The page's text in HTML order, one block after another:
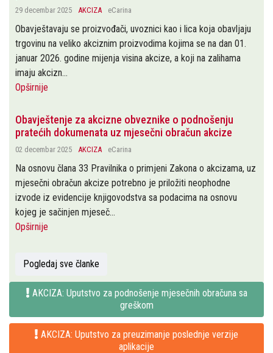
29 decembar 2025 AKCIZA eCarina
Obavještavaju se proizvođači, uvoznici kao i lica koja obavljaju
trgovinu na veliko akciznim proizvodima kojima se na dan 01.
januar 2026. godine mijenja visina akcize, a koji na zalihama
imaju akcizn...
Opširnije
Obavještenje za akcizne obveznike o podnošenju
pratećih dokumenata uz mjesečni obračun akcize
02 decembar 2025 AKCIZA eCarina
Na osnovu člana 33 Pravilnika o primjeni Zakona o akcizama, uz
mjesečni obračun akcize potrebno je priložiti neophodne
izvode iz evidencije knjigovodstva sa podacima na osnovu
kojeg je sačinjen mjeseč...
Opširnije
Pogledaj sve članke
AKCIZA: Uputstvo za podnošenje mjesečnih obračuna sa
greškom
AKCIZA: Uputstvo za preuzimanje poslednje verzije
aplikacije